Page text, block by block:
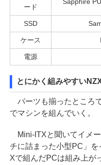
ード
Sapphire
SSD
ケース
電源
とにかく組みやすい
パーツも揃ったところ
でマシンを組んでいく。
Mini-ITXと聞いてイメ
チに詰まった小型PC」
Xで組んだPCは組み上が